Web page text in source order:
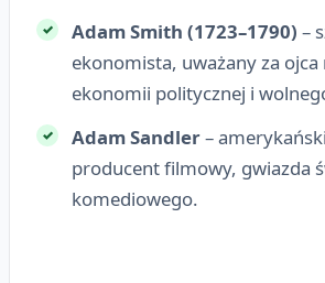
Adam Smith (1723–1790) –
ekonomista, uważany za ojca
ekonomii politycznej i
Adam Sandler–
producent filmowy, gwiazda
komediowego.